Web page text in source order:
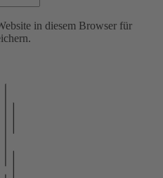
in diesem Browser für